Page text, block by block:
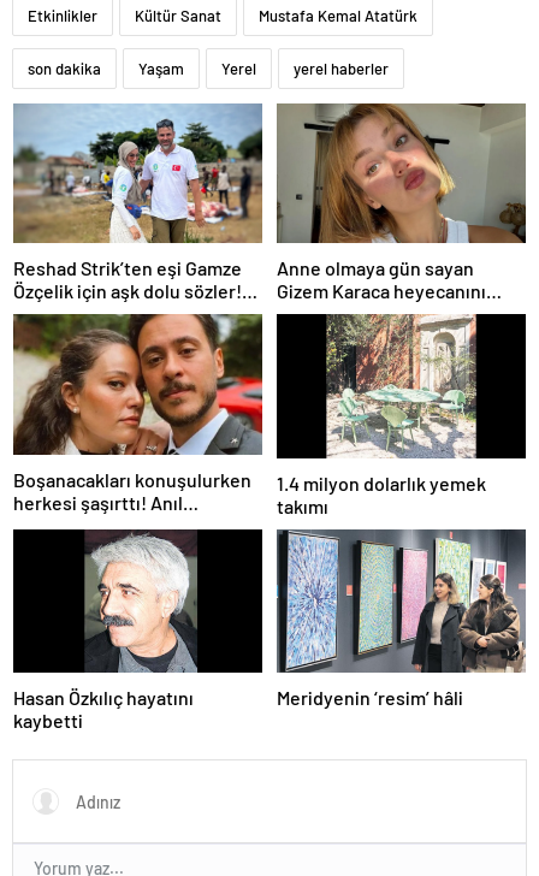
Etkinlikler Kültür Sanat Mustafa Kemal Atatürk
son dakika Yaşam Yerel yerel haberler
Reshad Strik’ten eşi Gamze
Özçelik için aşk dolu sözler!
“Benim cennetim…”
Anne olmaya gün sayan
Gizem Karaca heyecanını
paylaştı! “Senelerdir annelik
yapıyorum ama bu sene
farklı…”
Boşanacakları konuşulurken
herkesi şaşırttı! Anıl
Altan’dan Pelin Akil’e
duygusal Anneler Günü
1.4 milyon dolarlık yemek
takımı
Hasan Özkılıç hayatını
kaybetti
Meridyenin ‘resim’ hâli